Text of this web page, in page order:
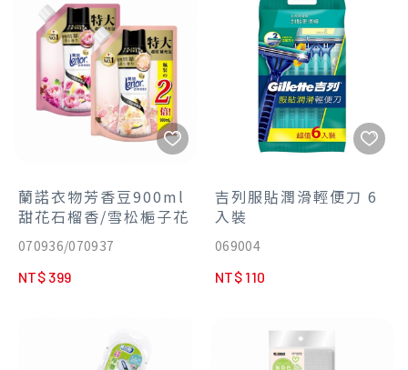
蘭諾衣物芳香豆900ml
甜花石榴香/雪松梔子花
070936/070937
NT$ 399
吉列服貼潤滑輕便刀 6
入裝
069004
NT$ 110